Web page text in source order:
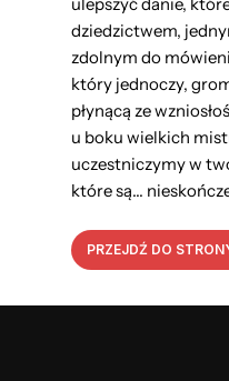
dziedzictwem,
zdolnym do
który jednoczy,
płynącą ze
u boku wielkich
uczestniczymy w
które są…
PRZEJDŹ DO